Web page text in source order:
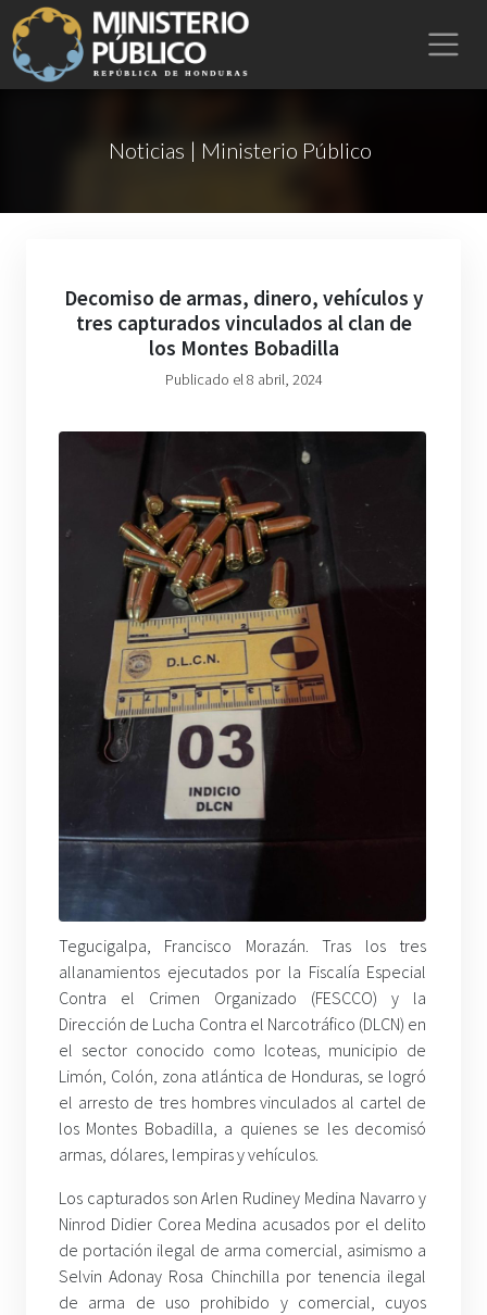
Noticias | Ministerio Público
Decomiso de armas, dinero, vehículos y
tres capturados vinculados al clan de
los Montes Bobadilla
Publicado el 8 abril, 2024
Tegucigalpa, Francisco Morazán. Tras los tres
allanamientos ejecutados por la Fiscalía Especial
Contra el Crimen Organizado (FESCCO) y la
Dirección de Lucha Contra el Narcotráfico (DLCN) en
el sector conocido como Icoteas, municipio de
Limón, Colón, zona atlántica de Honduras, se logró
el arresto de tres hombres vinculados al cartel de
los Montes Bobadilla, a quienes se les decomisó
armas, dólares, lempiras y vehículos.
Los capturados son Arlen Rudiney Medina Navarro y
Ninrod Didier Corea Medina acusados por el delito
de portación ilegal de arma comercial, asimismo a
Selvin Adonay Rosa Chinchilla por tenencia ilegal
de arma de uso prohibido y comercial, cuyos